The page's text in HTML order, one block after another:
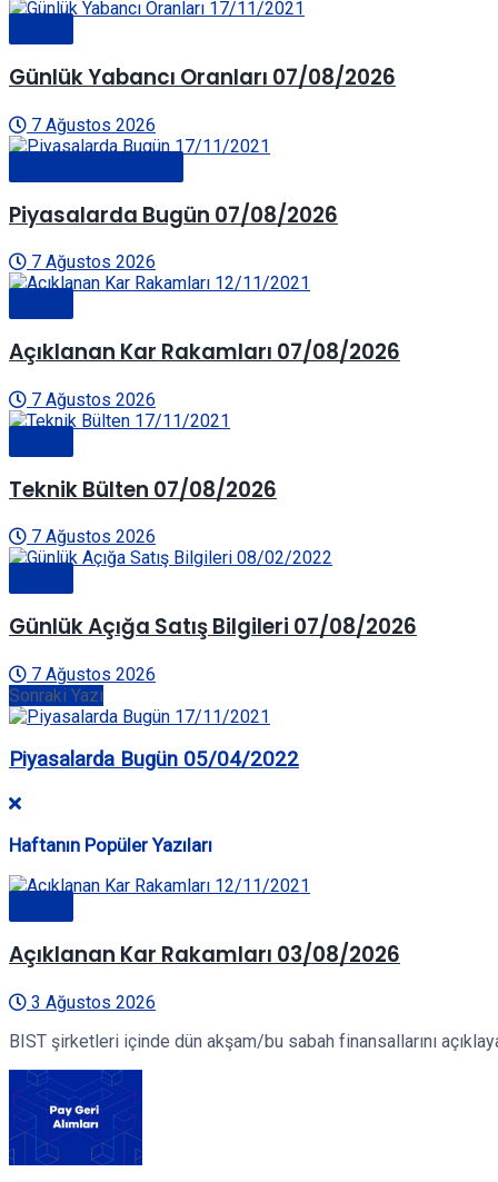
Günlük Yabancı Oranları 07/08/2026
7 Ağustos 2026
Piyasalarda Bugün 07/08/2026
7 Ağustos 2026
Açıklanan Kar Rakamları 07/08/2026
7 Ağustos 2026
Teknik Bülten 07/08/2026
7 Ağustos 2026
Günlük Açığa Satış Bilgileri 07/08/2026
7 Ağustos 2026
Sonraki Yazı
Piyasalarda Bugün 05/04/2022
Haftanın Popüler Yazıları
Açıklanan Kar Rakamları 03/08/2026
3 Ağustos 2026
BIST şirketleri içinde dün akşam/bu sabah finansallarını